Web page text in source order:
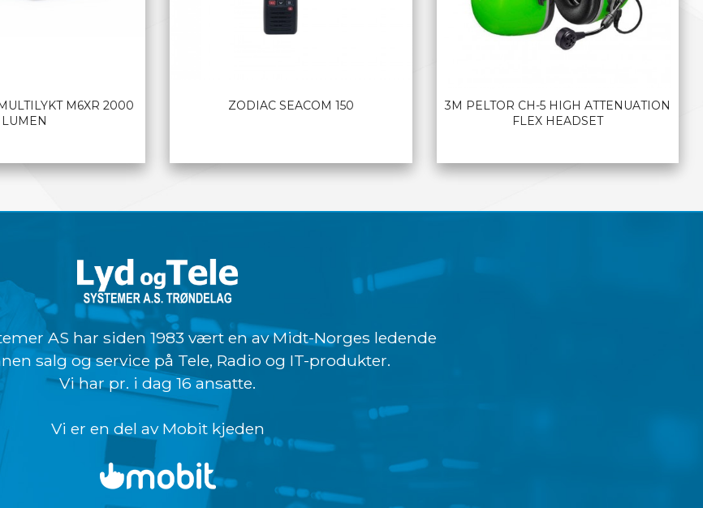
M6XR 2000
LUMEN
ZODIAC SEACOM 150
3M PELTOR CH-5 HIGH ATTENUATION
FLEX HEADSET
AS har siden 1983 vært en av Midt-Norges ledende
salg og service på Tele, Radio og IT-produkter.
Vi har pr. i dag 16 ansatte.
Vi er en del av Mobit kjeden